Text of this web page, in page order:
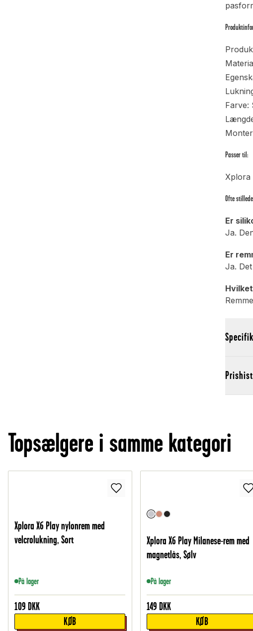
Farve:
Passer til:
Xplora
Ofte
Er
Ja.
Er
Ja.
Topsælgere i samme kategori
Xplora X6 Play nylonrem med
velcrolukning, Sort
På lager
109 DKK
KØB
Xplora X6 Play Milanese-rem med
magnetlås, Sølv
På lager
149 DKK
KØB